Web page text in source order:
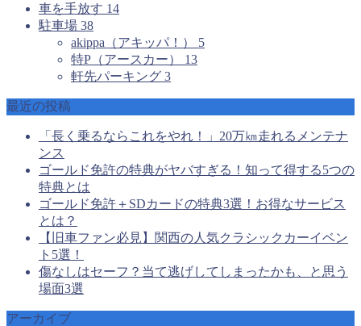
車を手放す 14
駐車場 38
akippa（アキッパ！） 5
特P（アースカー） 13
軒先パーキング 3
最近の投稿
「長く乗るならこれをやれ！」20万㎞走れるメンテナ
ンス
ゴールド免許の特典がヤバすぎる！知って得する5つの
特典とは
ゴールド免許＋SDカードの特典3選！お得なサービス
とは？
【旧車ファン必見】関西の人気クラシックカーイベン
ト5選！
傷なしはセーフ？当て逃げしてしまったかも、と思う
場面3選
アーカイブ